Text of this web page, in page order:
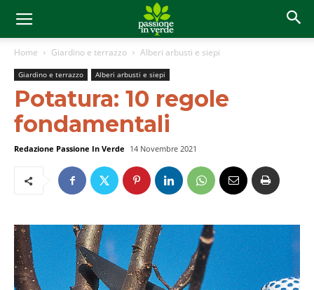
Home Giardino e terrazzo Alberi arbusti e siepi
Giardino e terrazzo Alberi arbusti e siepi
Potatura: 10 regole
fondamentali
Redazione Passione In Verde 14 Novembre 2021